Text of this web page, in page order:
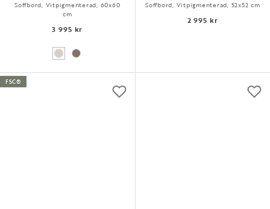
Soffbord, Vitpigmenterad, 60x60
cm
3 995 kr
Soffbord, Vitpigmenterad, 52x52 cm
2 995 kr
FSC®